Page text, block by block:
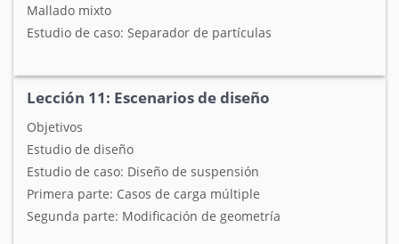
Mallado mixto
Estudio de caso: Separador de partículas
Lección 11: Escenarios de diseño
Objetivos
Estudio de diseño
Estudio de caso: Diseño de suspensión
Primera parte: Casos de carga múltiple
Segunda parte: Modificación de geometría